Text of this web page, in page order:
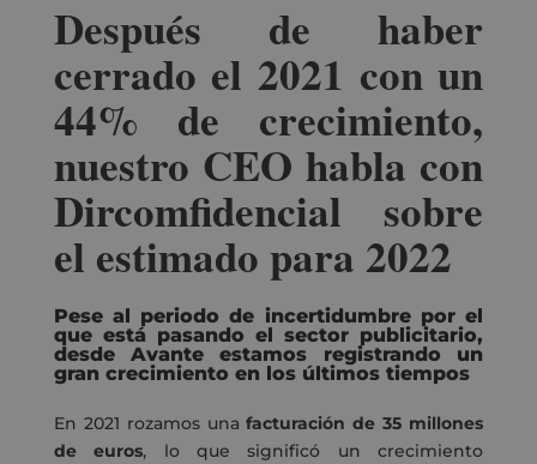
Después de haber
cerrado el 2021 con un
44% de crecimiento,
nuestro CEO habla con
Dircomfidencial sobre
el estimado para 2022
Pese al periodo de incertidumbre por el
que está pasando el sector publicitario,
desde Avante estamos registrando un
gran crecimiento en los últimos tiempos
En 2021 rozamos unafacturación de 35 millones
de euros, lo que significó uncrecimiento